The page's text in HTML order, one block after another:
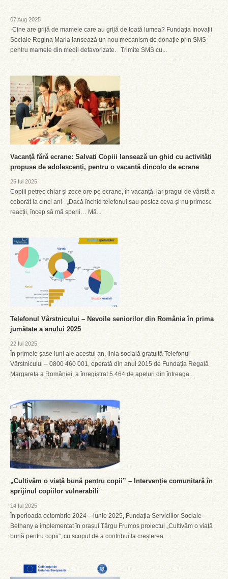
07 Aug 2025
·Cine are grijă de mamele care au grijă de toată lumea? Fundația Inovații
Sociale Regina Maria lansează un nou mecanism de donație prin SMS
pentru mamele din medii defavorizate. Trimite SMS cu...
Vacanță fără ecrane: Salvați Copiii lansează un ghid cu activități
propuse de adolescenți, pentru o vacanță dincolo de ecrane
25 Iul 2025
Copiii petrec chiar și zece ore pe ecrane, în vacanță, iar pragul de vârstă a
coborât la cinci ani „Dacă închid telefonul sau postez ceva și nu primesc
reacții, încep să mă sperii… Mă...
Telefonul Vârstnicului – Nevoile seniorilor din România în prima
jumătate a anului 2025
22 Iul 2025
În primele șase luni ale acestui an, linia socială gratuită Telefonul
Vârstnicului – 0800 460 001, operată din anul 2015 de Fundația Regală
Margareta a României, a înregistrat 5.464 de apeluri din întreaga...
„Cultivăm o viață bună pentru copii” – Intervenție comunitară în
sprijinul copiilor vulnerabili
14 Iul 2025
În perioada octombrie 2024 – iunie 2025, Fundația Serviciilor Sociale
Bethany a implementat în orașul Târgu Frumos proiectul „Cultivăm o viață
bună pentru copii”, cu scopul de a contribui la creșterea...